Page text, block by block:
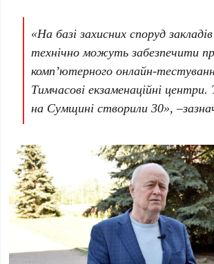
«На базі захисних споруд
технічно можуть забезпечити
комп’ютерного онлайн-
Тимчасові екзаменаційні центри.
на Сумщині створили 30»,